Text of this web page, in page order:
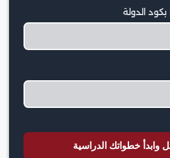
الدولة
خطواتك الدراسية